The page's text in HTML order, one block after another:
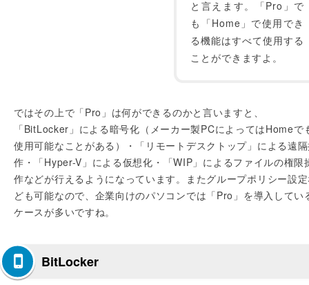
と言えます。「Pro」で
も「Home」で使用でき
る機能はすべて使用する
ことができますよ。
ではその上で「Pro」は何ができるのかと言いますと、
「BitLocker」による暗号化（メーカー製PCによってはHomeで
使用可能なことがある）・「リモートデスクトップ」による遠
作・「Hyper-V」による仮想化・「WIP」によるファイルの権限
作などが行えるようになっています。またグループポリシー設
ども可能なので、企業向けのパソコンでは「Pro」を導入してい
ケースが多いですね。
BitLocker